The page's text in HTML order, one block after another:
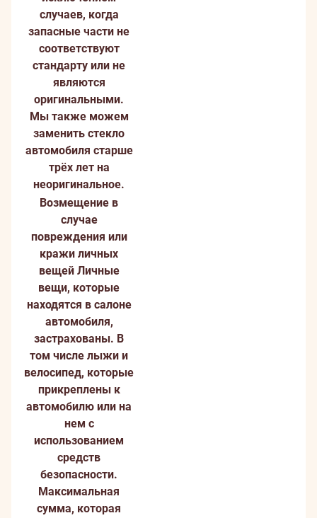
случаев, когда
запасные части не
соответствуют
стандарту или не
являются
оригинальными.
Мы также можем
заменить стекло
автомобиля старше
трёх лет на
неоригинальное.
Возмещение в
случае
повреждения или
кражи личных
вещей Личные
вещи, которые
находятся в салоне
автомобиля,
застрахованы. В
том числе лыжи и
велосипед, которые
прикреплены к
автомобилю или на
нем с
использованием
средств
безопасности.
Максимальная
сумма, которая